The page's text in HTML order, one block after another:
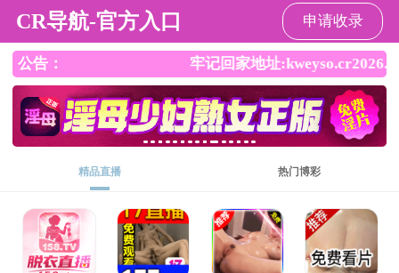
直播平台
直播平台 直播平台概况 学科科研 师资队伍